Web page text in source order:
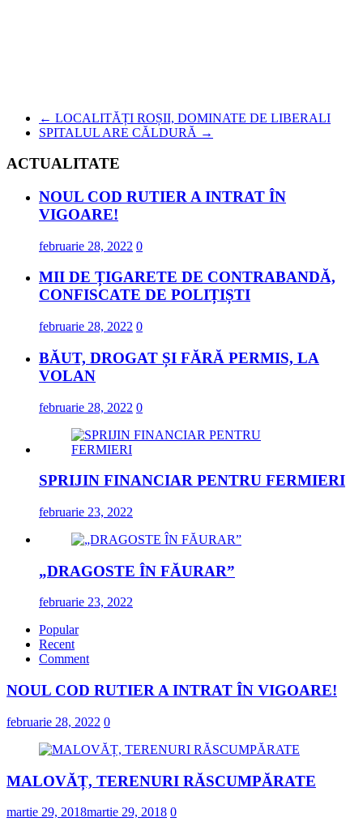
← LOCALITĂȚI ROȘII, DOMINATE DE LIBERALI
SPITALUL ARE CĂLDURĂ →
ACTUALITATE
NOUL COD RUTIER A INTRAT ÎN
VIGOARE!
februarie 28, 2022 0
MII DE ȚIGARETE DE CONTRABANDĂ,
CONFISCATE DE POLIȚIȘTI
februarie 28, 2022 0
BĂUT, DROGAT ȘI FĂRĂ PERMIS, LA
VOLAN
februarie 28, 2022 0
SPRIJIN FINANCIAR PENTRU FERMIERI
februarie 23, 2022
„DRAGOSTE ÎN FĂURAR”
februarie 23, 2022
Popular
Recent
Comment
NOUL COD RUTIER A INTRAT ÎN VIGOARE!
februarie 28, 2022 0
MALOVĂȚ, TERENURI RĂSCUMPĂRATE
martie 29, 2018martie 29, 2018 0